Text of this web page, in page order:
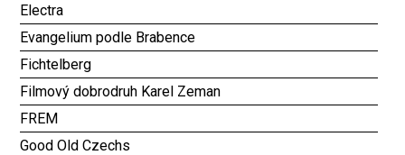
Electra
Evangelium podle Brabence
Fichtelberg
Filmový dobrodruh Karel Zeman
FREM
Good Old Czechs